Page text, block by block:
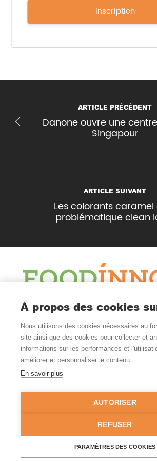
Inscription
ARTICLE PRÉCÉDENT
Danone ouvre une
Singapour
ARTICLE SUIVANT
Les colorants caramel
problématique clean
Le Blog
Actualité et veille
Nous Suivre
© Copyright 2026 - Tous droits réservés -
À propos des cookies
Nous utilisons des cookies nécessaires au
site ainsi que des cookies pour collecter et
informations sur les performances et
améliorer et personnaliser le contenu.
En savoir plus
AUTORISER
REFUSER
PARAMÈTRES DES COOKIES